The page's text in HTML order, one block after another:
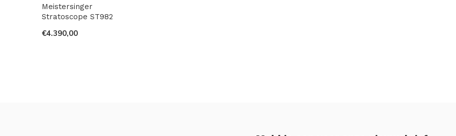
Meistersinger
Stratoscope ST982
€4.390,00